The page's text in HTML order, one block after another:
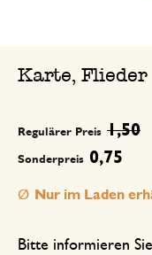
Karte, Flieder
Sonderpreis 0,75
Regulärer Preis 1,50
Bitte informieren
Nur im Laden